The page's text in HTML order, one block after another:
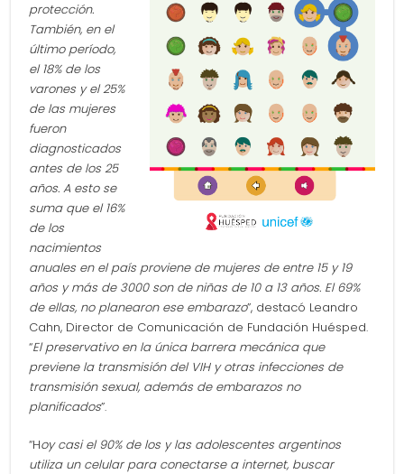
protección.
También, en el
último período,
el 18% de los
varones y el 25%
de las mujeres
fueron
diagnosticados
antes de los 25
años. A esto se
suma que el 16%
de los
nacimientos
anuales en el país proviene de mujeres de entre 15 y 19
años y más de 3000 son de niñas de 10 a 13 años. El 69%
de ellas, no planearon ese embarazo”, destacó Leandro
Cahn, Director de Comunicación de Fundación Huésped.
“El preservativo en la única barrera mecánica que
previene la transmisión del VIH y otras infecciones de
transmisión sexual, además de embarazos no
planificados”.
“Hoy casi el 90% de los y las adolescentes argentinos
utiliza un celular para conectarse a internet, buscar